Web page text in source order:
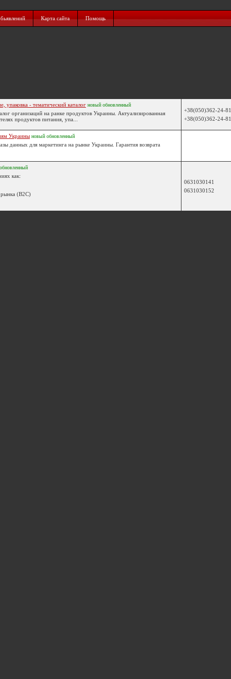
Карта сайта Помощь
упаковка - тематический каталог новый обновленный
организаций на ранке продуктов Украины. Актуализированная
продуктов питания, упа...
+38(050)362-24-81
+38(050)362-24-81
Украины новый обновленный
данных для маркетинга на рынке Украины. Гарантия возврата
обновленный
как:
рынка (B2C)
0631030141
0631030152